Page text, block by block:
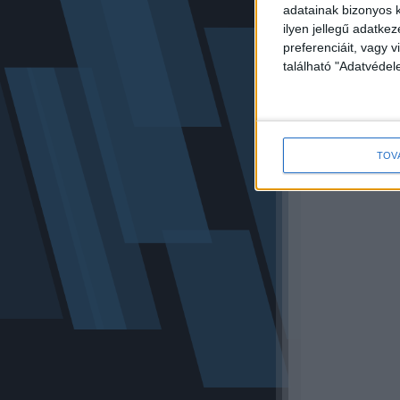
adatainak bizonyos
ilyen jellegű
preferenciáit, vagy
található